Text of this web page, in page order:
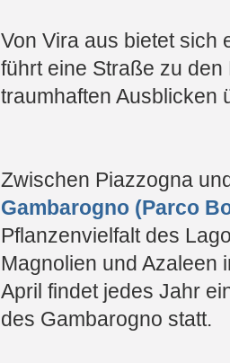
Von Vira aus bietet sich
führt eine Straße zu
traumhaften Ausblicken
Zwischen Piazzogna
Gambarogno (Parco
Pflanzenvielfalt des
Magnolien und Azaleen
April findet jedes Jahr
des Gambarogno statt.